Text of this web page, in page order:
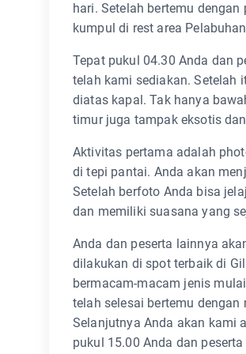
hari. Setelah bertemu
kumpul di rest area
Tepat pukul 04.30 Anda dan
telah kami sediakan. Setelah
diatas kapal. Tak hanya
timur juga tampak eksotis
Aktivitas pertama adalah
di tepi pantai. Anda akan
Setelah berfoto Anda bisa
dan memiliki suasana yang
Anda dan peserta lainnya
dilakukan di spot terbaik di
bermacam-macam jenis
telah selesai bertemu
Selanjutnya Anda akan kami
pukul 15.00 Anda dan